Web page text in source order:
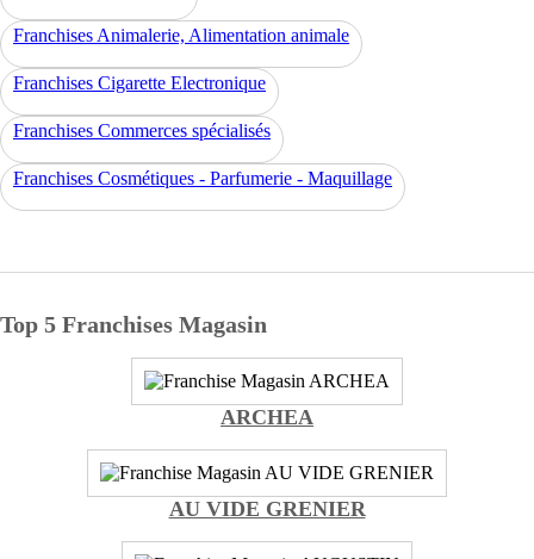
Franchises Animalerie, Alimentation animale
Franchises Cigarette Electronique
Franchises Commerces spécialisés
Franchises Cosmétiques - Parfumerie - Maquillage
Top 5 Franchises Magasin
ARCHEA
AU VIDE GRENIER